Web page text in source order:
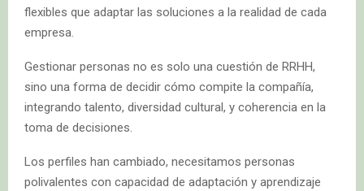
flexibles que adaptar las soluciones a la realidad de cada
empresa.
Gestionar personas no es solo una cuestión de RRHH,
sino una forma de decidir cómo compite la compañía,
integrando talento, diversidad cultural, y coherencia en la
toma de decisiones.
Los perfiles han cambiado, necesitamos personas
polivalentes con capacidad de adaptación y aprendizaje